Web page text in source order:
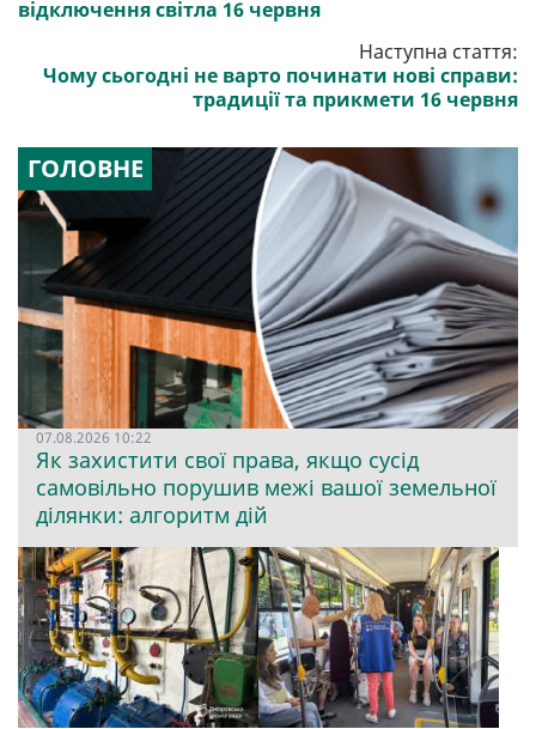
відключення світла 16 червня
Наступна стаття:
Чому сьогодні не варто починати нові справи:
традиції та прикмети 16 червня
ГОЛОВНЕ
07.08.2026 10:22
Як захистити свої права, якщо сусід
самовільно порушив межі вашої земельної
ділянки: алгоритм дій